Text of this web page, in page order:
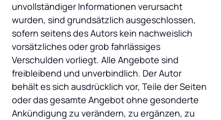
unvollständiger Informationen verursacht
wurden, sind grundsätzlich ausgeschlossen,
sofern seitens des Autors kein nachweislich
vorsätzliches oder grob fahrlässiges
Verschulden vorliegt. Alle Angebote sind
freibleibend und unverbindlich. Der Autor
behält es sich ausdrücklich vor, Teile der Seiten
oder das gesamte Angebot ohne gesonderte
Ankündigung zu verändern, zu ergänzen, zu